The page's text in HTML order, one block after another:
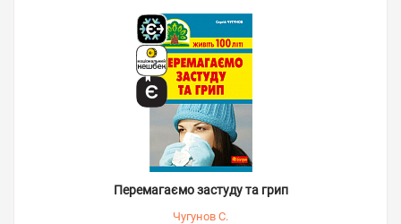
Перемагаємо застуду та грип
Чугунов С.